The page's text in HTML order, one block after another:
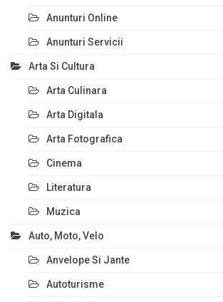
Anunturi Online
Anunturi Servicii
Arta Si Cultura
Arta Culinara
Arta Digitala
Arta Fotografica
Cinema
Literatura
Muzica
Auto, Moto, Velo
Anvelope Si Jante
Autoturisme